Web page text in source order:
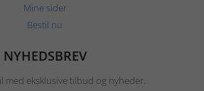
Mine sider
Bestil nu
NYHEDSBREV
med eksklusive tilbud og nyheder.